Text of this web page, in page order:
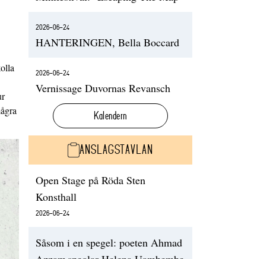
2026-06-24
HANTERINGEN, Bella Boccard
2026-06-24
Vernissage Duvornas Revansch
Kalendern
ANSLAGSTAVLAN
Open Stage på Röda Sten
Konsthall
2026-06-24
Såsom i en spegel: poeten Ahmad